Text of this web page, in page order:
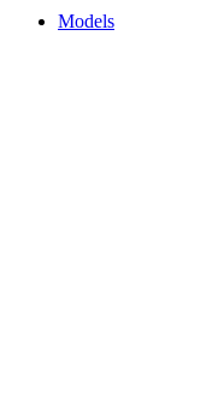
Models